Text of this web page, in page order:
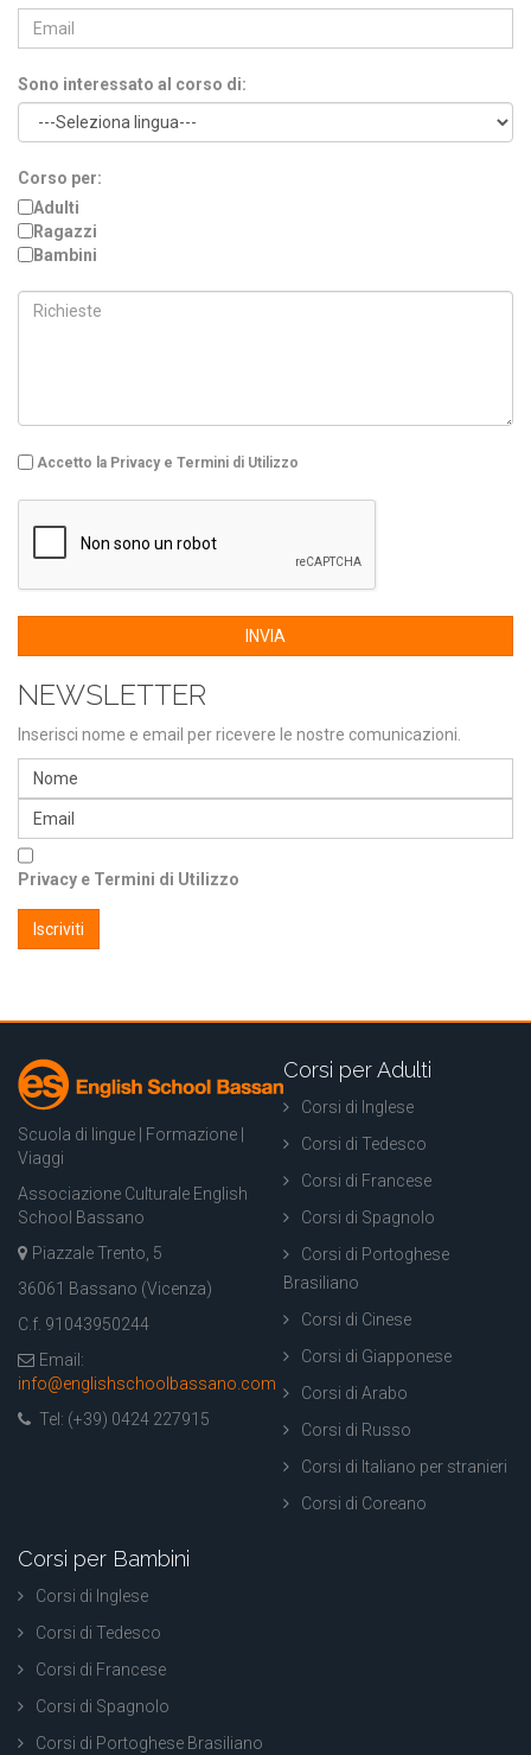
Sono interessato al corso di:
Corso per:
Adulti
Ragazzi
Bambini
Accetto la Privacy e Termini di Utilizzo
INVIA
NEWSLETTER
Inserisci nome e email per ricevere le nostre comunicazioni.
Privacy e Termini di Utilizzo
Scuola di lingue | Formazione |
Viaggi
Associazione Culturale English
School Bassano
Piazzale Trento, 5
36061 Bassano (Vicenza)
C.f. 91043950244
Email:
info@englishschoolbassano.com
Tel: (+39) 0424 227915
Corsi per Adulti
Corsi di Inglese
Corsi di Tedesco
Corsi di Francese
Corsi di Spagnolo
Corsi di Portoghese
Brasiliano
Corsi di Cinese
Corsi di Giapponese
Corsi di Arabo
Corsi di Russo
Corsi di Italiano per stranieri
Corsi di Coreano
Corsi per Bambini
Corsi di Inglese
Corsi di Tedesco
Corsi di Francese
Corsi di Spagnolo
Corsi di Portoghese Brasiliano